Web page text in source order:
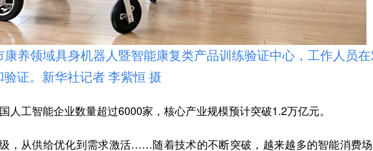
领域具身机器人暨智能康复类产品训练验证中心，工作人员在
证。新华社记者 李紫恒 摄
工智能企业数量超过6000家，核心产业规模预计突破1.2万亿元。
从供给优化到需求激活……随着技术的不断突破，越来越多的智能消费